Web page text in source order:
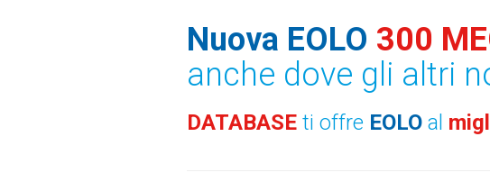
Nuova EOLO 300
anche dove gli altri
DATABASE ti offre EOLO al